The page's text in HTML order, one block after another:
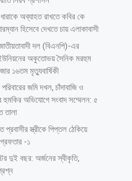
অব্যাহত রাখতে কবির কে
হিসেবে দেখতে চায় এলাকাবাসী
দল (বিএনপি)-এর
অকুতোভয় সৈনিক মরহুম
১৬তম মৃত্যুবার্ষিকী
জমি দখল, চাঁদাবাজি ও
হুমকির অভিযোগে সংবাদ সম্মেলন: ৫
তালা
প্রবাসীর স্ত্রীকে পিপ্তল ঠেকিয়ে
-১
দুই বছর: অর্জনের স্বীকৃতি,